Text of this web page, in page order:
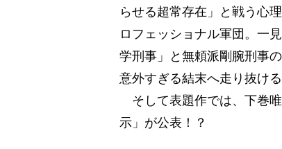
らせる超常存在」と戦う心
ロフェッショナル軍団。一
学刑事」と無頼派剛腕刑事
意外すぎる結末へ走り抜ける
そして表題作では、下巻
示」が公表！？